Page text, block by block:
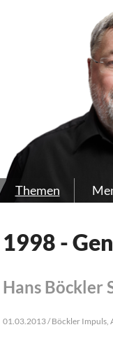
Themen
1998 -
Hans Böckler
01.03.2013 / Böckler Impuls,